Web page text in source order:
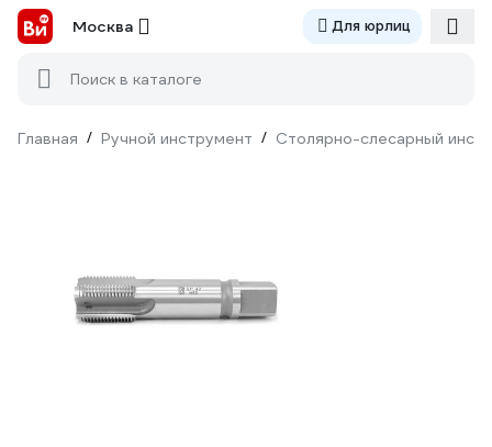
Москва Для юрлиц
Поиск в каталоге
Главная / Ручной инструмент / Столярно-слесарный